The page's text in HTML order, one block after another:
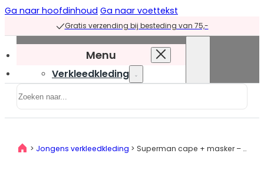
Ga naar hoofdinhoud Ga naar voettekst
Gratis verzending bij besteding van 75,-
Menu
Verkleedkleding
Verkleedkleding
Prinsessenjurken
Zoeken
> Jongens verkleedkleding > Superman cape + masker – rood